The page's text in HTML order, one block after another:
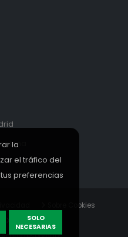
Sobre Cookies
Diseño Web
la
el tráfico del
preferencias
SOLO
NECESARIAS